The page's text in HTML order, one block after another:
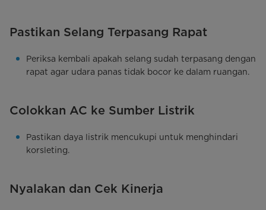
Pastikan Selang Terpasang Rapat
Periksa kembali apakah selang sudah terpasang dengan
rapat agar udara panas tidak bocor ke dalam ruangan.
Colokkan AC ke Sumber Listrik
Pastikan daya listrik mencukupi untuk menghindari
korsleting.
Nyalakan dan Cek Kinerja